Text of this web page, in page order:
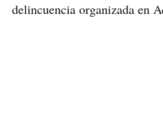
delincuencia organizada en